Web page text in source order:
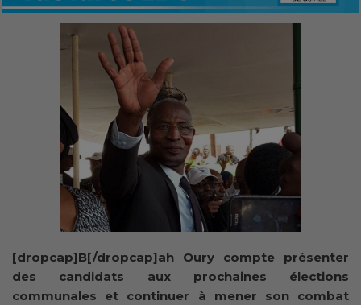
[dropcap]B[/dropcap]ah Oury compte présenter
des candidats aux prochaines élections
communales et continuer à mener son combat